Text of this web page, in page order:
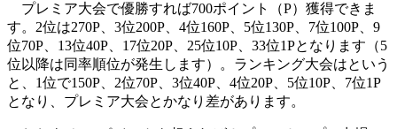
プレミア大会で優勝すれば700ポイント（P）獲得できま
す。2位は270P、3位200P、4位160P、5位130P、7位100P、9
位70P、13位40P、17位20P、25位10P、33位1Pとなります（5
位以降は同率順位が発生します）。ランキング大会はという
と、1位で150P、2位70P、3位40P、4位20P、5位10P、7位1P
となり、プレミア大会とかなり差があります。